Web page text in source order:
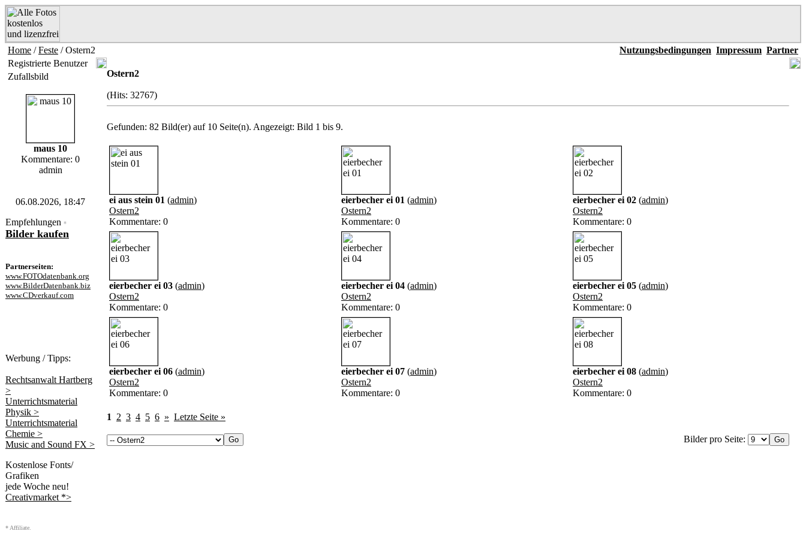
Home /Feste / Ostern2 Nutzungsbedingungen Impressum Partner
Registrierte Benutzer
Zufallsbild
maus 10
Kommentare: 0
admin
06.08.2026, 18:47
Empfehlungen *
Bilder kaufen
Partnerseiten:
www.FOTOdatenbank.org
www.BilderDatenbank.biz
www.CDverkauf.com
Werbung / Tipps:
Rechtsanwalt Hartberg
>
Unterrichtsmaterial
Physik >
Unterrichtsmaterial
Chemie >
Music and Sound FX >
Kostenlose Fonts/
Grafiken
jede Woche neu!
Creativmarket *>
* Affiliate.
Ostern2
(Hits: 32767)
Gefunden: 82 Bild(er) auf 10 Seite(n). Angezeigt: Bild 1 bis 9.
ei aus stein 01 (admin)
Ostern2
Kommentare: 0
eierbecher ei 01 (admin)
Ostern2
Kommentare: 0
eierbecher ei 02 (admin)
Ostern2
Kommentare: 0
eierbecher ei 03 (admin)
Ostern2
Kommentare: 0
eierbecher ei 04 (admin)
Ostern2
Kommentare: 0
eierbecher ei 05 (admin)
Ostern2
Kommentare: 0
eierbecher ei 06 (admin)
Ostern2
Kommentare: 0
eierbecher ei 07 (admin)
Ostern2
Kommentare: 0
eierbecher ei 08 (admin)
Ostern2
Kommentare: 0
1 2 3 4 5 6 » Letzte Seite »
Bilder pro Seite: